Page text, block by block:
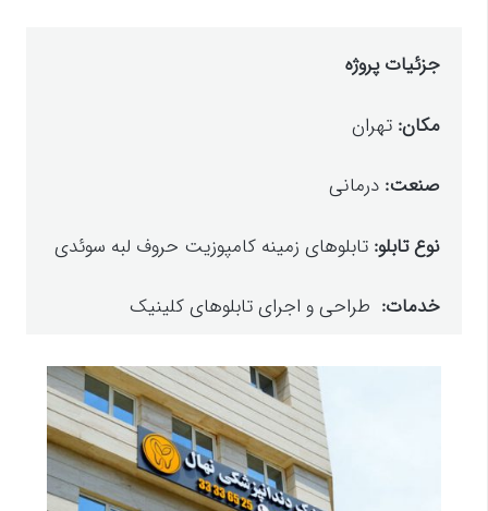
جزئیات پروژه
مکان: تهران
صنعت: درمانی
نوع تابلو: تابلوهای زمینه کامپوزیت حروف لبه سوئدی
خدمات: طراحی و اجرای تابلوهای کلینیک